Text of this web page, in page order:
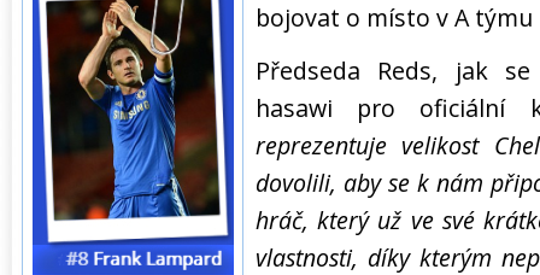
bojovat o místo v A týmu
Předseda Reds, jak
hasawi pro oficiální
reprezentuje velikost
dovolili, aby se k nám
hráč, který už ve své
vlastnosti, díky kterým